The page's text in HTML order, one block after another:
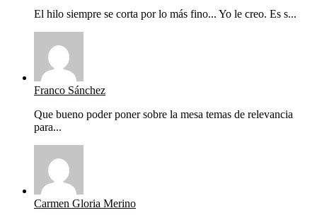
El hilo siempre se corta por lo más fino... Yo le creo. Es s...
Franco Sánchez
Que bueno poder poner sobre la mesa temas de relevancia
para...
Carmen Gloria Merino